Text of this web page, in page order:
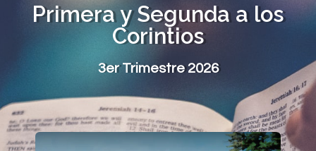
Primera y Segunda a los
Corintios
3er Trimestre 2026